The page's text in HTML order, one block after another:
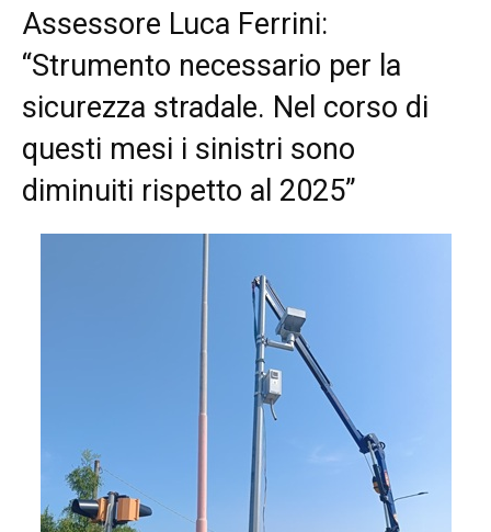
Assessore Luca Ferrini:
“Strumento necessario per la
sicurezza stradale. Nel corso di
questi mesi i sinistri sono
diminuiti rispetto al 2025”